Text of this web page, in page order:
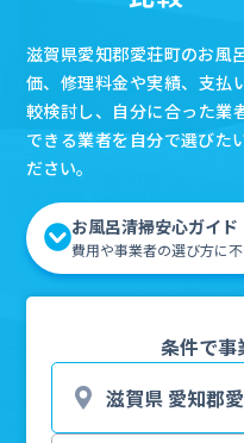
滋賀県愛知郡愛荘町のお風
価、修理料金や実績、支払
較検討し、自分に合った業
できる業者を自分で選びた
ださい。
お風呂清掃安心ガイド
費用や事業者の選び方に
条件で事